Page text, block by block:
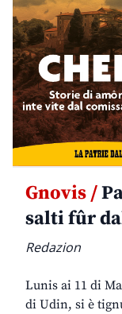
Gnovis /
salti fûr
Redazion
Lunis ai 11 di
di Udin, si è